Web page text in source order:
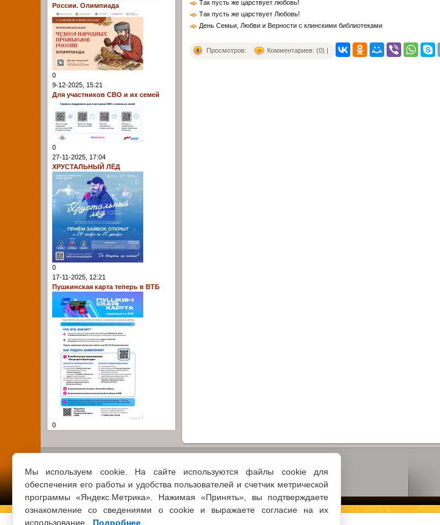
Мы используем cookie. На сайте используются файлы cookie для
обеспечения его работы и удобства пользователей и счетчик метрической
программы «Яндекс.Метрика». Нажимая «Принять», вы подтверждаете
ознакомление со сведениями о cookie и выражаете согласие на их
использование.
Подробнее
Так пусть же царствует любовь!
Так пусть же царствует Любовь!
День Семьи, Любви и Верности с клинскими библиотеками
Просмотров: Комментариев: (0) |
России. Олимпиада
0
9-12-2025, 15:21
Для участников СВО и их семей
0
27-11-2025, 17:04
ХРУСТАЛЬНЫЙ ЛЁД
0
17-11-2025, 12:21
Пушкинская карта теперь в ВТБ
0